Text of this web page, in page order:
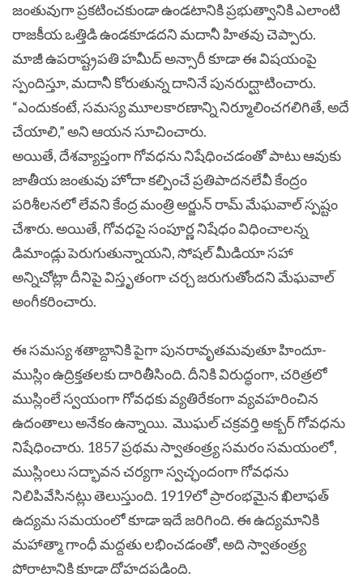
జంతువుగా ప్రకటించకుండా ఉండటానికి ప్రభుత్వానికి ఎలాంటి
రాజకీయ ఒత్తిడి ఉండకూడదని మదానీ హితవు చెప్పారు.
మాజీ ఉపరాష్ట్రపతి హమీద్ అన్సారీ కూడా ఈ విషయంపై
స్పందిస్తూ, మదానీ కోరుతున్న దానినే పునరుద్ఘాటించారు.
“ఎందుకంటే, సమస్య మూలకారణాన్ని నిర్మూలించగలిగితే, అదే
చేయాలి,” అని ఆయన సూచించారు.
అయితే, దేశవ్యాప్తంగా గోవధను నిషేధించడంతో పాటు ఆవుకు
జాతీయ జంతువు హోదా కల్పించే ప్రతిపాదనలేవీ కేంద్రం
పరిశీలనలో లేవని కేంద్ర మంత్రి అర్జున్‌ రామ్‌ మేఘవాల్‌ స్పష్టం
చేశారు. అయితే, గోవధపై సంపూర్ణ నిషేధం విధించాలన్న
డిమాండ్లు పెరుగుతున్నాయని, సోషల్‌ మీడియా సహా
అన్నిచోట్లా దీనిపై విస్తృతంగా చర్చ జరుగుతోందని మేఘవాల్‌
అంగీకరించారు.
ఈ సమస్య శతాబ్దానికి పైగా పునరావృతమవుతూ హిందూ-
ముస్లిం ఉద్రిక్తతలకు దారితీసింది. దీనికి విరుద్ధంగా, చరిత్రలో
ముస్లింలే స్వయంగా గోవధకు వ్యతిరేకంగా వ్యవహరించిన
ఉదంతాలు అనేకం ఉన్నాయి. మొఘల్ చక్రవర్తి అక్బర్ గోవధను
నిషేధించారు. 1857 ప్రథమ స్వాతంత్ర్య సమరం సమయంలో,
ముస్లింలు సద్భావన చర్యగా స్వచ్ఛందంగా గోవధను
నిలిపివేసినట్లు తెలుస్తుంది. 1919లో ప్రారంభమైన ఖిలాఫత్
ఉద్యమ సమయంలో కూడా ఇదే జరిగింది. ఈ ఉద్యమానికి
మహాత్మా గాంధీ మద్దతు లభించడంతో, అది స్వాతంత్ర్య
పోరాటానికి కూడా దోహదపడింది.